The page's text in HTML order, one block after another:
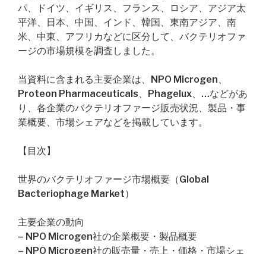
パ、ドイツ、イギリス、フランス、ロシア、アジア太
平洋、日本、中国、インド、韓国、東南アジア、南
米、中東、アフリカなどに区分して、バクテリオファ
ージの市場規模を調査しました。
当資料に含まれる主要企業は、NPO Microgen、
Proteon Pharmaceuticals、Phagelux、…などがあ
り、各企業のバクテリオファージ販売状況、製品・事
業概要、市場シェアなどを掲載しています。
【目次】
世界のバクテリオファージ市場概要（Global
Bacteriophage Market）
主要企業の動向
– NPO Microgen社の企業概要・製品概要
– NPO Microgen社の販売量・売上・価格・市場シェ